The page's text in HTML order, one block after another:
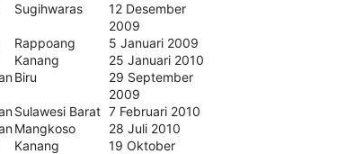
Sugihwaras
12 Desember
2009
Rappoang
5 Januari 2009
Kanang
25 Januari 2010
Biru
29 September
2009
Sulawesi Barat 7 Februari 2010
Mangkoso
28 Juli 2010
Kanang
19 Oktober